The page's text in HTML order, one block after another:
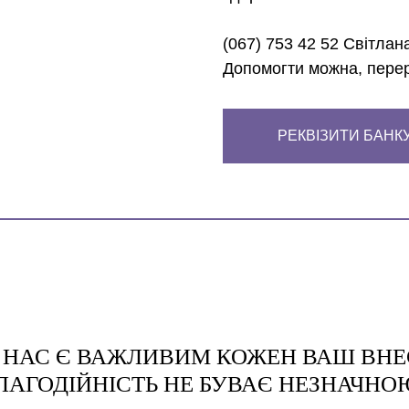
(067) 753 42 52
Допомогти можна,
РЕКВІЗИТИ
НАС Є ВАЖЛИВИМ КОЖЕН ВАШ
НЕ БУВАЄ